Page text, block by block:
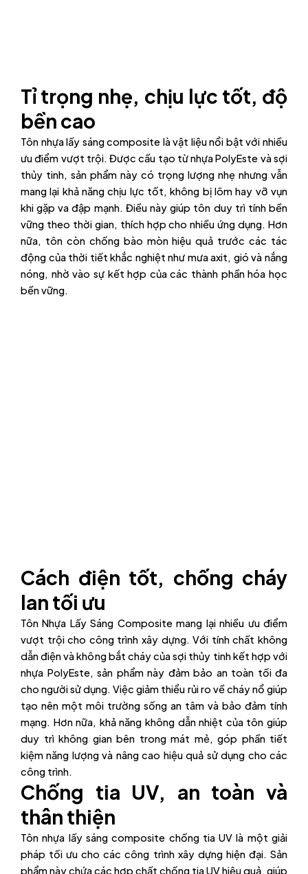
Tỉ trọng nhẹ, chịu lực tốt, độ
bền cao
Tôn nhựa lấy sáng composite là vật liệu nổi bật với nhiều
ưu điểm vượt trội. Được cấu tạo từ nhựa PolyEste và sợi
thủy tinh, sản phẩm này có trọng lượng nhẹ nhưng vẫn
mang lại khả năng chịu lực tốt, không bị lõm hay vỡ vụn
khi gặp va đập mạnh. Điều này giúp tôn duy trì tính bền
vững theo thời gian, thích hợp cho nhiều ứng dụng. Hơn
nữa, tôn còn chống bào mòn hiệu quả trước các tác
động của thời tiết khắc nghiệt như mưa axit, gió và nắng
nóng, nhờ vào sự kết hợp của các thành phần hóa học
bền vững.
Cách điện tốt, chống cháy
lan tối ưu
Tôn Nhựa Lấy Sáng Composite mang lại nhiều ưu điểm
vượt trội cho công trình xây dựng. Với tính chất không
dẫn điện và không bắt cháy của sợi thủy tinh kết hợp với
nhựa PolyEste, sản phẩm này đảm bảo an toàn tối đa
cho người sử dụng. Việc giảm thiểu rủi ro về cháy nổ giúp
tạo nên một môi trường sống an tâm và bảo đảm tính
mạng. Hơn nữa, khả năng không dẫn nhiệt của tôn giúp
duy trì không gian bên trong mát mẻ, góp phần tiết
kiệm năng lượng và nâng cao hiệu quả sử dụng cho các
công trình.
Chống tia UV, an toàn và
thân thiện
Tôn nhựa lấy sáng composite chống tia UV là một giải
pháp tối ưu cho các công trình xây dựng hiện đại. Sản
phẩm này chứa các hợp chất chống tia UV hiệu quả, giúp